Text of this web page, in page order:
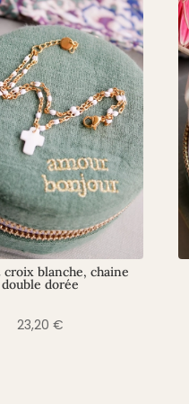
croix blanche, chaine
double dorée
23,20€